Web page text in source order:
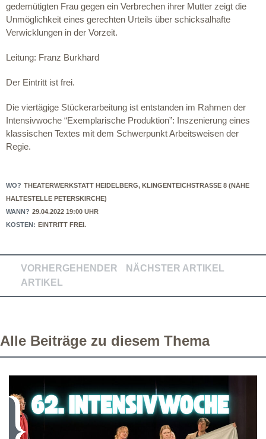
gedemütigten Frau gegen ein Verbrechen ihrer Mutter zeigt die
Unmöglichkeit eines gerechten Urteils über schicksalhafte
Verwicklungen in der Vorzeit.
Leitung: Franz Burkhard
Der Eintritt ist frei.
Die viertägige Stückerarbeitung ist entstanden im Rahmen der
Intensivwoche “Exemplarische Produktion”: Inszenierung eines
klassischen Textes mit dem Schwerpunkt Arbeitsweisen der
Regie.
WO? THEATERWERKSTATT HEIDELBERG, KLINGENTEICHSTRASSE 8 (NÄHE
HALTESTELLE PETERSKIRCHE)
WANN? 29.04.2022 19:00 UHR
KOSTEN: EINTRITT FREI.
VORHERGEHENDER
ARTIKEL
NÄCHSTER ARTIKEL
Alle Beiträge zu diesem Thema